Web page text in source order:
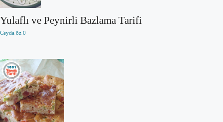
Yulaflı ve Peynirli Bazlama Tarifi
Ceyda öz 0